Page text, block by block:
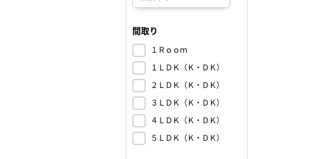
間取り
１Ｒｏｏｍ
１ＬＤＫ（Ｋ・ＤＫ）
２ＬＤＫ（Ｋ・ＤＫ）
３ＬＤＫ（Ｋ・ＤＫ）
４ＬＤＫ（Ｋ・ＤＫ）
５ＬＤＫ（Ｋ・ＤＫ）